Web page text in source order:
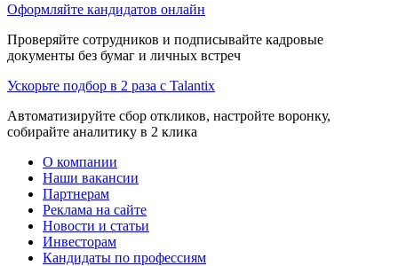
Оформляйте кандидатов онлайн
Проверяйте сотрудников и подписывайте кадровые
документы без бумаг и личных встреч
Ускорьте подбор в 2 раза с Talantix
Автоматизируйте сбор откликов, настройте воронку,
собирайте аналитику в 2 клика
О компании
Наши вакансии
Партнерам
Реклама на сайте
Новости и статьи
Инвесторам
Кандидаты по профессиям